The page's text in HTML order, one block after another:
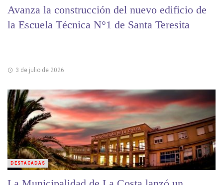
Avanza la construcción del nuevo edificio de
la Escuela Técnica N°1 de Santa Teresita
3 de julio de 2026
DESTACADAS